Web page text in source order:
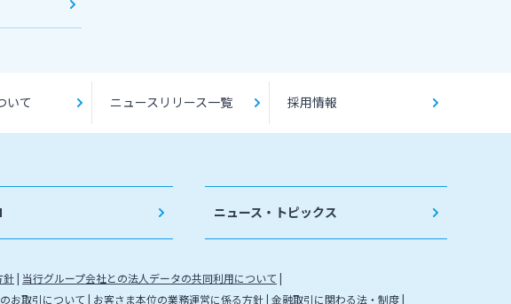
いて ニュースリリース一覧 採用情報
ニュース・トピックス
針 当行グループ会社との法人データの共同利用について
お取引について お客さま本位の業務運営に係る方針 金融取引に関わる法・制度